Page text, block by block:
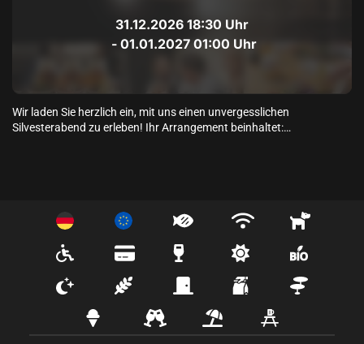
31.12.2026 18:30 Uhr
- 01.01.2027 01:00 Uhr
Wir laden Sie herzlich ein, mit uns einen unvergesslichen
Silvesterabend zu erleben! Ihr Arrangement beinhaltet:
149,00 € pro Person zzgl. Getränke
und das Team der MS Stubnitz